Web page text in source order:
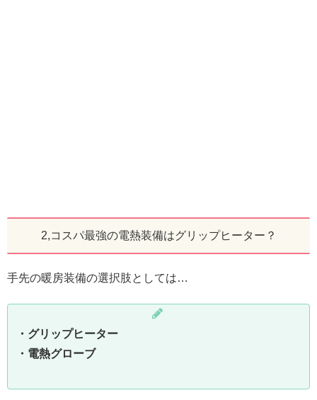
2,コスパ最強の電熱装備はグリップヒーター？
手先の暖房装備の選択肢としては…
・グリップヒーター
・電熱グローブ